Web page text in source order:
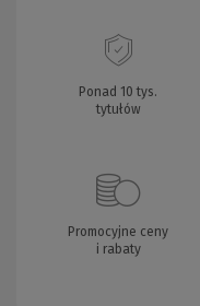
Ponad 10 tys.
tytułów
Promocyjne ceny
i rabaty